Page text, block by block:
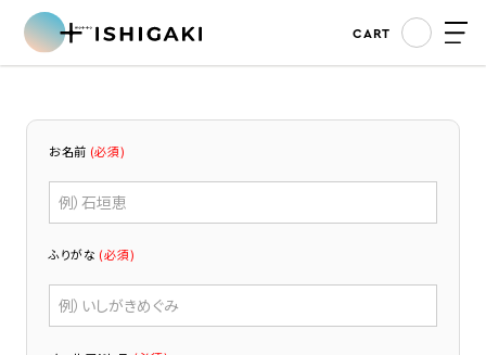
CART
お名前 (必須)
ふりがな (必須)